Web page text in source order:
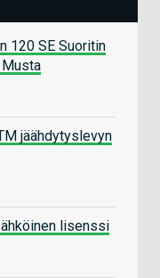
120 SE Suoritin
jäähdytyslevyn
lisenssi